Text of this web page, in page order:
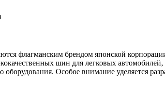
флагманским брендом японской
шин для легковых
оборудования. Особое внимание уделяется